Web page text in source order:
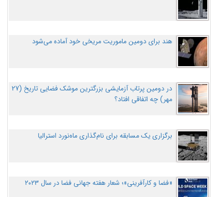
هند برای دومین ماموریت مریخی خود آماده می‌شود
در دومین پرتاب آزمایشی بزرگترین موشک فضایی تاریخ (27
مهر‌) چه اتفاقی افتاد؟
برگزاری یک مسابقه برای نام‌گذاری ماه‌نورد استرالیا
«فضا و کارآفرینی»؛ شعار هفته جهانی فضا در سال ۲۰۲۳